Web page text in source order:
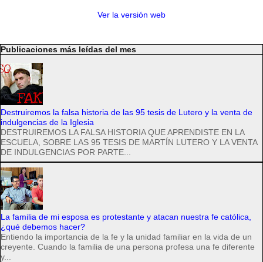
Ver la versión web
Publicaciones más leídas del mes
Destruiremos la falsa historia de las 95 tesis de Lutero y la venta de
indulgencias de la Iglesia
DESTRUIREMOS LA FALSA HISTORIA QUE APRENDISTE EN LA
ESCUELA, SOBRE LAS 95 TESIS DE MARTÍN LUTERO Y LA VENTA
DE INDULGENCIAS POR PARTE...
La familia de mi esposa es protestante y atacan nuestra fe católica,
¿qué debemos hacer?
Entiendo la importancia de la fe y la unidad familiar en la vida de un
creyente. Cuando la familia de una persona profesa una fe diferente
y...